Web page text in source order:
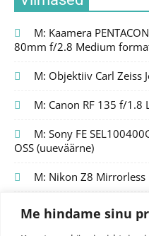
Me hindame sinu
M: Kaamera
80mm f/2.8 Medium
M: Objektiiv Carl Zeiss
M: Canon RF 135 f/1.8
M: Sony FE
OSS (uueväärne)
M: Nikon Z8 Mirrorless